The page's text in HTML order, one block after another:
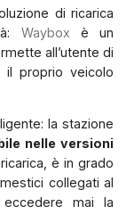
di ricarica
Waybox è un
all’utente di
il proprio veicolo
la stazione
nelle versioni
è in grado
collegati al
mai la